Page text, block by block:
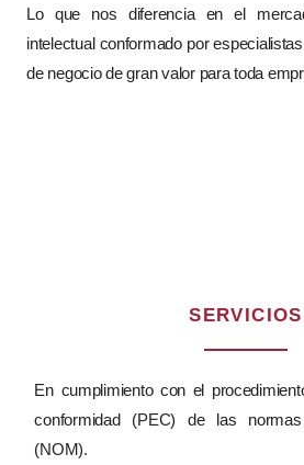
Lo que nos diferencia en el
intelectual conformado por
de negocio de gran valor para toda
SERVICIOS
En cumplimiento con el
conformidad (PEC) de las
(NOM).